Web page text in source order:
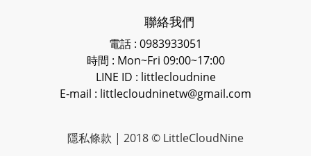
聯絡我們
電話 : 0983933051
時間 : Mon~Fri 09:00~17:00
LINE ID : littlecloudnine
E-mail : littlecloudninetw@gmail.com
隱私條款 | 2018 © LittleCloudNine